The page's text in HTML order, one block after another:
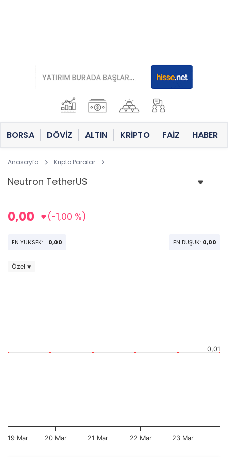
BORSA DÖVİZ ALTIN KRİPTO FAİZ HABER
Anasayfa Kripto Paralar
0,00 (-1,00 %)
EN YÜKSEK: 0,00 EN DÜŞÜK: 0,00
Özel ▾
19 Mar 20 Mar 21 Mar 22 Mar 23 Mar
0,01